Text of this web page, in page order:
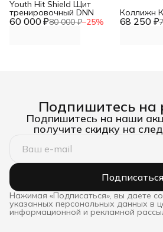
60 000 ₽80 000 ₽−25%
Youth Hit Shield Щит
тренировочный DNN
68 250 ₽
Коллижн
Подпишитесь на
Подпишитесь на наши
получите скидку на
Подписаться
Нажимая «Подписаться», вы даете
указанных персональных данных в
информационной и рекламной